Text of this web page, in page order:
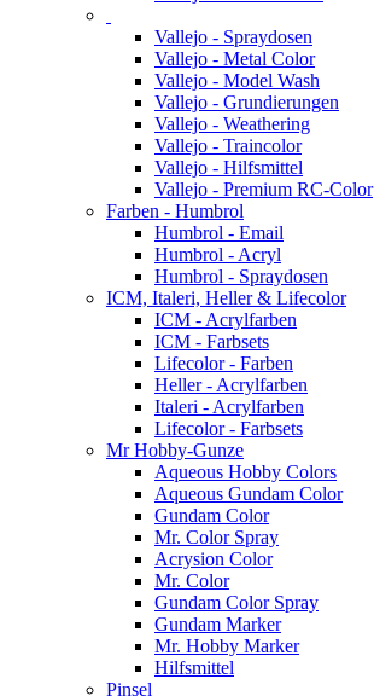
Vallejo - Spraydosen
Vallejo - Metal Color
Vallejo - Model Wash
Vallejo - Grundierungen
Vallejo - Weathering
Vallejo - Traincolor
Vallejo - Hilfsmittel
Vallejo - Premium RC-Color
Farben - Humbrol
Humbrol - Email
Humbrol - Acryl
Humbrol - Spraydosen
ICM, Italeri, Heller & Lifecolor
ICM - Acrylfarben
ICM - Farbsets
Lifecolor - Farben
Heller - Acrylfarben
Italeri - Acrylfarben
Lifecolor - Farbsets
Mr Hobby-Gunze
Aqueous Hobby Colors
Aqueous Gundam Color
Gundam Color
Mr. Color Spray
Acrysion Color
Mr. Color
Gundam Color Spray
Gundam Marker
Mr. Hobby Marker
Hilfsmittel
Pinsel